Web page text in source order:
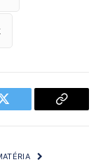
Twitter
Copy